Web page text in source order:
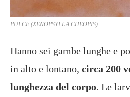
PULCE (XENOPSYLLA CHEOPIS)
Hanno sei gambe lunghe e
in alto e lontano, circa 200
lunghezza del corpo. Le